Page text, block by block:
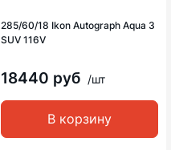
285/60/18 Ikon Autograph Aqua 3
SUV 116V
18440 руб /шт
В корзину